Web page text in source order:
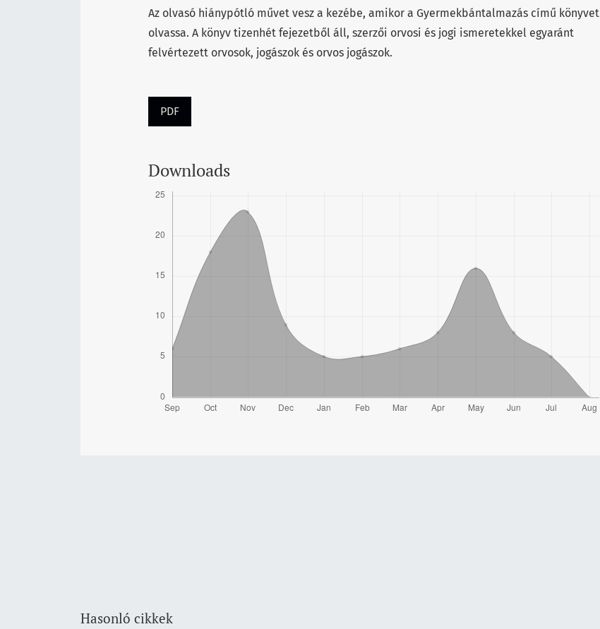
Az olvasó hiánypótló művet vesz a kezébe, amikor a Gyermekbántalmazás című könyvet
olvassa. A könyv tizenhét fejezetből áll, szerzői orvosi és jogi ismeretekkel egyaránt
felvértezett orvosok, jogászok és orvos jogászok.
PDF
Downloads
Hasonló cikkek